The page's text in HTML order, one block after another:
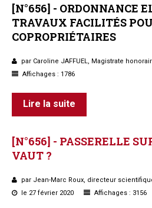
[N°656] - ORDONNANCE
TRAVAUX FACILITÉS
COPROPRIÉTAIRES
par Caroline JAFFUEL, Magistrate
Affichages : 1786
Lire la suite
[N°656] - PASSERELLE
VAUT ?
par Jean-Marc Roux, directeur
le 27 février 2020
Affichages : 3156